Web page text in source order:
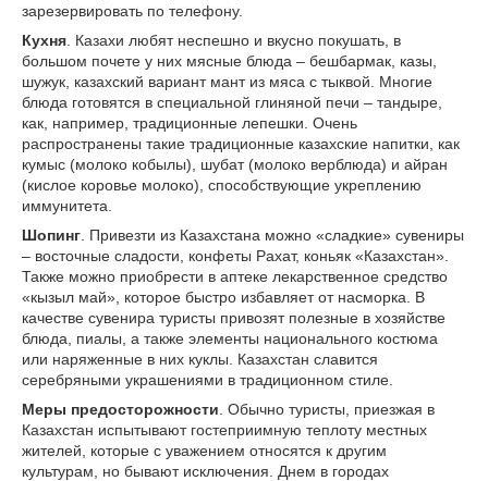
зарезервировать по телефону.
Кухня . Казахи любят неспешно и вкусно покушать, в
большом почете у них мясные блюда – бешбармак, казы,
шужук, казахский вариант мант из мяса с тыквой. Многие
блюда готовятся в специальной глиняной печи – тандыре,
как, например, традиционные лепешки. Очень
распространены такие традиционные казахские напитки, как
кумыс (молоко кобылы), шубат (молоко верблюда) и айран
(кислое коровье молоко), способствующие укреплению
иммунитета.
Шопинг . Привезти из Казахстана можно «сладкие» сувениры
– восточные сладости, конфеты Рахат, коньяк «Казахстан».
Также можно приобрести в аптеке лекарственное средство
«кызыл май», которое быстро избавляет от насморка. В
качестве сувенира туристы привозят полезные в хозяйстве
блюда, пиалы, а также элементы национального костюма
или наряженные в них куклы. Казахстан славится
серебряными украшениями в традиционном стиле.
Меры предосторожности . Обычно туристы, приезжая в
Казахстан испытывают гостеприимную теплоту местных
жителей, которые с уважением относятся к другим
культурам, но бывают исключения. Днем в городах